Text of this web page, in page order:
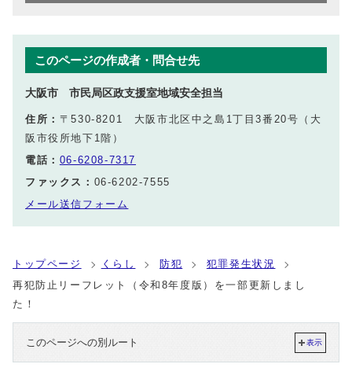
このページの作成者・問合せ先
大阪市 市民局区政支援室地域安全担当
住所： 〒530-8201 大阪市北区中之島1丁目3番20号（大
阪市役所地下1階）
電話： 06-6208-7317
ファックス： 06-6202-7555
メール送信フォーム
トップページ くらし 防犯
犯罪発生状況
再犯防止リーフレット（令和8年度版）を一部更新しまし
た！
このページへの別ルート 表示